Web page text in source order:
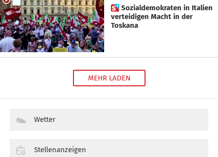
 Sozialdemokraten in Italien
verteidigen Macht in der
Toskana
MEHR LADEN
Wetter
Stellenanzeigen